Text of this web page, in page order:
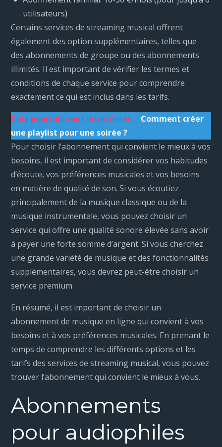
utilisateurs)
Certains services de streaming musical offrent
également des option supplémentaires, telles que
des abonnements de groupe ou des abonnements
illimités. Il est important de vérifier les termes et
conditions de chaque service pour comprendre
exactement ce qui est inclus dans les tarifs.
Cela pourrait vous interrésser : Comment créer
une playlist pour une soirée ?
Pour choisir l’abonnement qui convient le mieux à vos
besoins, il est important de considérer vos habitudes
d’écoute, vos préférences musicales et vos besoins
en matière de qualité de son. Si vous écoutiez
principalement de la musique classique ou de la
musique instrumentale, vous pouvez choisir un
service qui offre une qualité sonore élevée sans avoir
à payer une forte somme d’argent. Si vous cherchez
une grande variété de musique et des fonctionnalités
supplémentaires, vous devrez peut-être choisir un
service premium.
En résumé, il est important de choisir un
abonnement de musique en ligne qui convient à vos
besoins et à vos préférences musicales. En prenant le
temps de comprendre les différents options et les
tarifs des services de streaming musical, vous pouvez
trouver l’abonnement qui convient le mieux à vous.
Abonnements
pour audiophiles